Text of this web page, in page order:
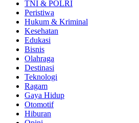
TNI & POLRI
Peristiwa
Hukum & Kriminal
Kesehatan
Edukasi
Bisnis
Olahraga
Destinasi
Teknologi
Ragam
Gaya Hidup
Otomotif
Hiburan